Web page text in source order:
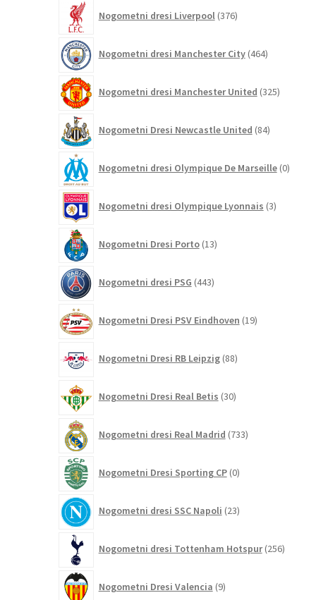
Nogometni dresi Liverpool 376izdelkov
Nogometni dresi Manchester City 464izdelkov
Nogometni dresi Manchester United 325izdelkov
Nogometni Dresi Newcastle United 84izdelkov
Nogometni dresi Olympique De Marseille 0
Nogometni dresi Olympique Lyonnais 3izdelki
Nogometni Dresi Porto 13izdelkov
Nogometni dresi PSG 443izdelkov
Nogometni Dresi PSV Eindhoven 19izdelkov
Nogometni Dresi RB Leipzig 88izdelkov
Nogometni Dresi Real Betis 30izdelkov
Nogometni dresi Real Madrid 733izdelkov
Nogometni Dresi Sporting CP 0izdelkov
Nogometni dresi SSC Napoli 23izdelkov
Nogometni dresi Tottenham Hotspur 256
Nogometni Dresi Valencia 9izdelkov